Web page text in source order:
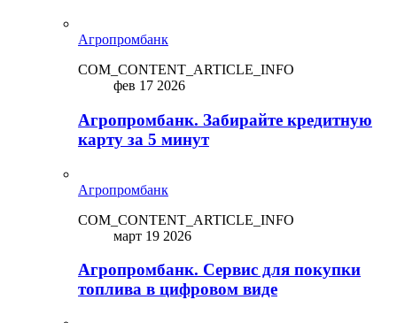
Агропромбанк
COM_CONTENT_ARTICLE_INFO
фев 17 2026
Агропромбанк. Забирайте кредитную
карту за 5 минут
Агропромбанк
COM_CONTENT_ARTICLE_INFO
март 19 2026
Агропромбанк. Сервис для покупки
топлива в цифровом виде